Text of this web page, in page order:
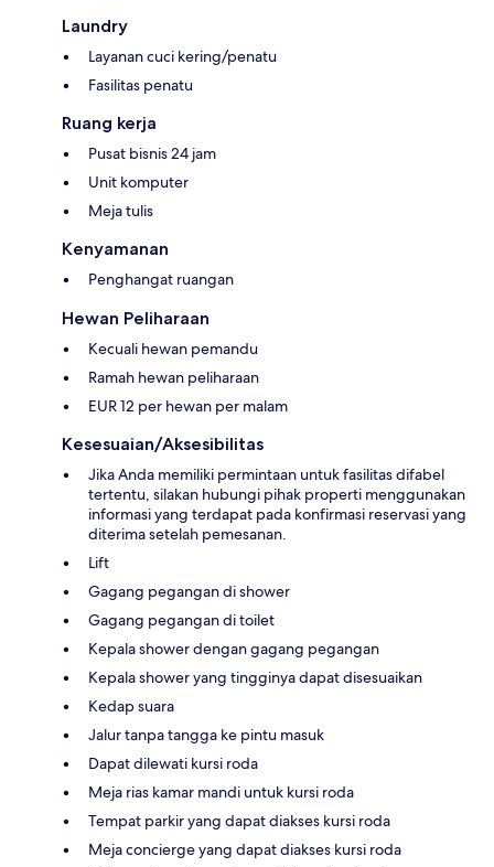
Laundry
Layanan cuci kering/penatu
Fasilitas penatu
Ruang kerja
Pusat bisnis 24 jam
Unit komputer
Meja tulis
Kenyamanan
Penghangat ruangan
Hewan Peliharaan
Kecuali hewan pemandu
Ramah hewan peliharaan
EUR 12 per hewan per malam
Kesesuaian/Aksesibilitas
Jika Anda memiliki permintaan untuk fasilitas difabel
tertentu, silakan hubungi pihak properti menggunakan
informasi yang terdapat pada konfirmasi reservasi yang
diterima setelah pemesanan.
Lift
Gagang pegangan di shower
Gagang pegangan di toilet
Kepala shower dengan gagang pegangan
Kepala shower yang tingginya dapat disesuaikan
Kedap suara
Jalur tanpa tangga ke pintu masuk
Dapat dilewati kursi roda
Meja rias kamar mandi untuk kursi roda
Tempat parkir yang dapat diakses kursi roda
Meja concierge yang dapat diakses kursi roda